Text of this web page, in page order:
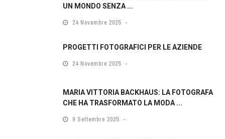
UN MONDO SENZA ...
24 Novembre 2025
PROGETTI FOTOGRAFICI PER LE AZIENDE
24 Novembre 2025
MARIA VITTORIA BACKHAUS: LA FOTOGRAFA
CHE HA TRASFORMATO LA MODA ...
9 Settembre 2025